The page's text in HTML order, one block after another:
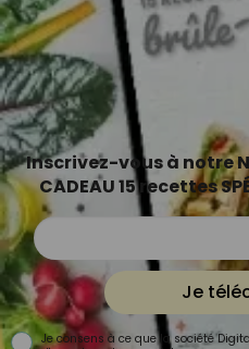
Inscrivez-vous à notre
CADEAU 15 recettes
Je
Je consens à ce que la société